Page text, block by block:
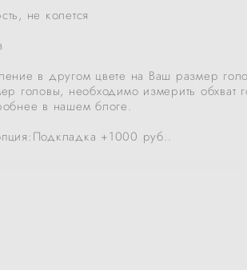
не колется
в другом цвете на Ваш размер
головы, необходимо измерить обхват
в нашем блоге.
+1000 руб..